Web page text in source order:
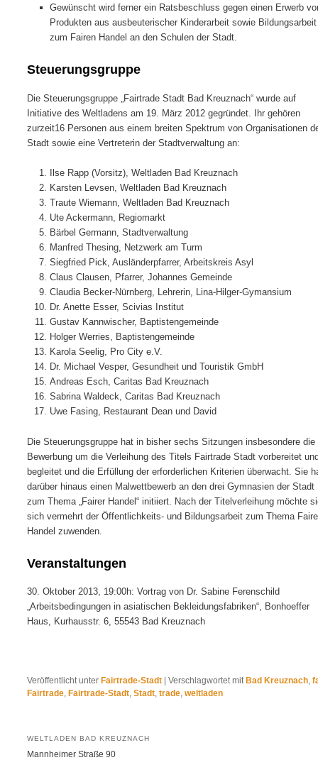
Gewünscht wird ferner ein Ratsbeschluss gegen einen Erwerb
Produkten aus ausbeuterischer Kinderarbeit sowie Bildungsarbeit
zum Fairen Handel an den Schulen der Stadt.
Steuerungsgruppe
Die Steuerungsgruppe „Fairtrade Stadt Bad Kreuznach“ wurde auf
Initiative des Weltladens am 19. März 2012 gegründet. Ihr gehören
zurzeit16 Personen aus einem breiten Spektrum von Organisationen
Stadt sowie eine Vertreterin der Stadtverwaltung an:
Ilse Rapp (Vorsitz), Weltladen Bad Kreuznach
Karsten Levsen, Weltladen Bad Kreuznach
Traute Wiemann, Weltladen Bad Kreuznach
Ute Ackermann, Regiomarkt
Bärbel Germann, Stadtverwaltung
Manfred Thesing, Netzwerk am Turm
Siegfried Pick, Ausländerpfarrer, Arbeitskreis Asyl
Claus Clausen, Pfarrer, Johannes Gemeinde
Claudia Becker-Nürnberg, Lehrerin, Lina-Hilger-Gymansium
Dr. Anette Esser, Scivias Institut
Gustav Kannwischer, Baptistengemeinde
Holger Werries, Baptistengemeinde
Karola Seelig, Pro City e.V.
Dr. Michael Vesper, Gesundheit und Touristik GmbH
Andreas Esch, Caritas Bad Kreuznach
Sabrina Waldeck, Caritas Bad Kreuznach
Uwe Fasing, Restaurant Dean und David
Die Steuerungsgruppe hat in bisher sechs Sitzungen insbesondere die
Bewerbung um die Verleihung des Titels Fairtrade Stadt vorbereitet
begleitet und die Erfüllung der erforderlichen Kriterien überwacht. Sie
darüber hinaus einen Malwettbewerb an den drei Gymnasien der Stadt
zum Thema „Fairer Handel“ initiiert. Nach der Titelverleihung möchte
sich vermehrt der Öffentlichkeits- und Bildungsarbeit zum Thema
Handel zuwenden.
Veranstaltungen
30. Oktober 2013, 19:00h: Vortrag von Dr. Sabine Ferenschild
„Arbeitsbedingungen in asiatischen Bekleidungsfabriken“, Bonhoeffer
Haus, Kurhausstr. 6, 55543 Bad Kreuznach
Veröffentlicht unter Fairtrade-Stadt | Verschlagwortet mit Bad Kreuznach
Fairtrade Fairtrade-Stadt Stadt trade weltladen
WELTLADEN BAD KREUZNACH
Mannheimer Straße 90